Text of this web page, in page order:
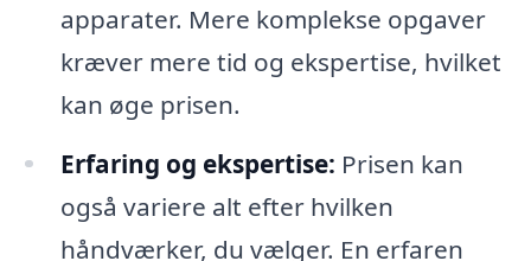
apparater. Mere komplekse opgaver
kræver mere tid og ekspertise, hvilket
kan øge prisen.
Erfaring og ekspertise: Prisen kan
også variere alt efter hvilken
håndværker, du vælger. En erfaren